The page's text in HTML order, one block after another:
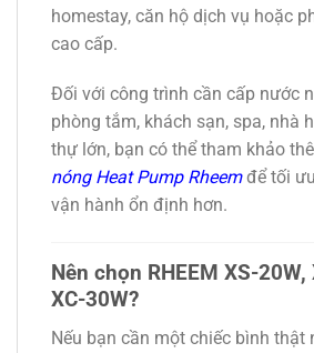
homestay, căn hộ dịch vụ hoặc
cao cấp.
Đối với công trình cần cấp nước
phòng tắm, khách sạn, spa, nhà
thự lớn, bạn có thể tham khảo
nóng Heat Pump Rheemđể tối
vận hành ổn định hơn.
Nên chọn RHEEM XS-
XC-30W?
Nếu bạn cần một chiếc bình thật